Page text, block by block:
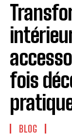
fois
BLOG